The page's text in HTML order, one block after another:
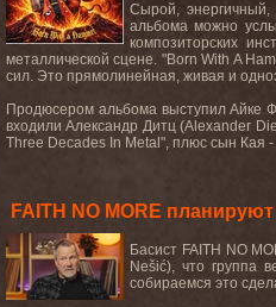
Сырой, энергичный,
альбома можно
композиторских
металлической сцене. "Born With A
сил. Это прямолинейная, живая и
Продюсером альбома выступил Айке
входили Александр Дитц (Alexander
Three Decades In Metal", плюс сын Кая
FAITH NO MORE
Басист FAITH NO
Nešić), что группа
собираемся это